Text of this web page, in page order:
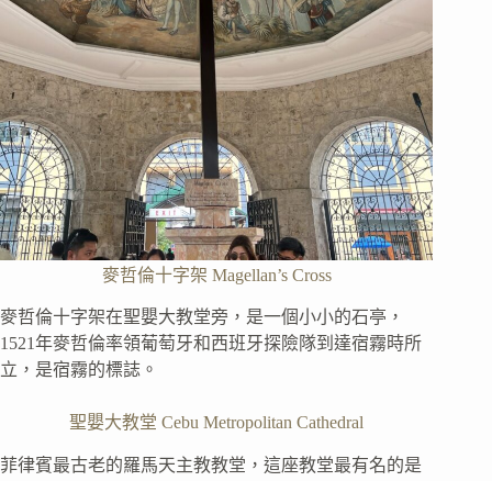
麥哲倫十字架 Magellan’s Cross
麥哲倫十字架在聖嬰大教堂旁，是一個小小的石亭，
1521年麥哲倫率領葡萄牙和西班牙探險隊到達宿霧時所
立，是宿霧的標誌。
聖嬰大教堂 Cebu Metropolitan Cathedral
菲律賓最古老的羅馬天主教教堂，這座教堂最有名的是